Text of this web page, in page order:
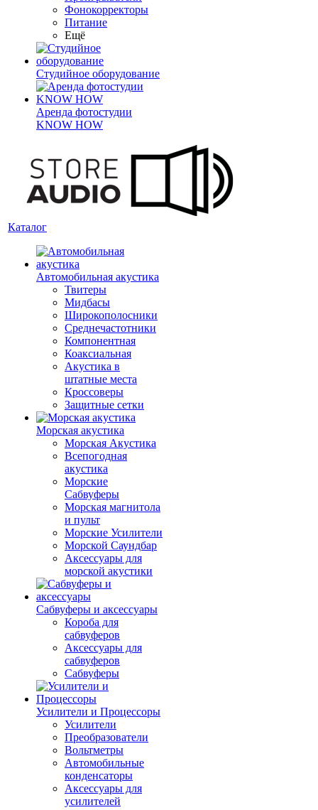
Фонокорректоры
Питание
Ещё
Студийное оборудование
Аренда фотостудии
KNOW HOW
Каталог
Автомобильная акустика
Твитеры
Мидбасы
Широкополосники
Среднечастотники
Компонентная
Коаксиальная
Акустика в
штатные места
Кроссоверы
Защитные сетки
Морская акустика
Морская Акустика
Всепогодная
акустика
Морские
Сабвуферы
Морская магнитола
и пульт
Морские Усилители
Морской Cаундбар
Аксессуары для
морской акустики
Сабвуферы и аксессуары
Короба для
сабвуферов
Аксессуары для
сабвуферов
Сабвуферы
Усилители и Процессоры
Усилители
Преобразователи
Вольтметры
Автомобильные
конденсаторы
Аксессуары для
усилителей